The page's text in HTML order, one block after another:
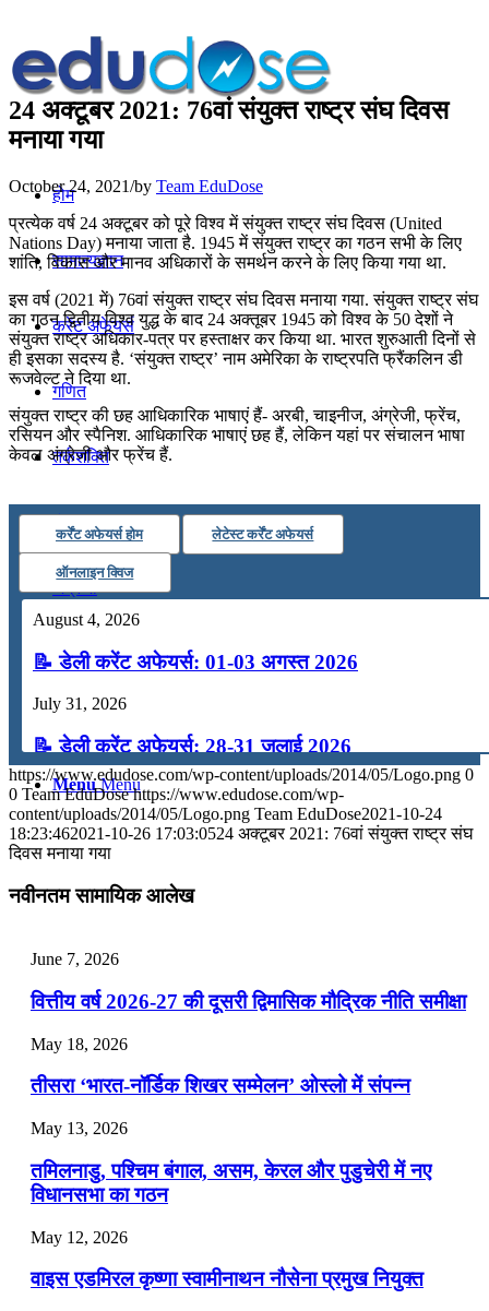
होम
सामान्यज्ञान
करेंट अफेयर्स
गणित
तर्कशक्ति
कंप्यूटर
अंग्रेजी
मॉक टेस्ट
टुडेज जीके
Menu Menu
24 अक्टूबर 2021: 76वां संयुक्त राष्ट्र संघ दिवस
मनाया गया
October 24, 2021/by Team EduDose
प्रत्येक वर्ष 24 अक्टूबर को पूरे विश्व में संयुक्त राष्ट्र संघ दिवस (United
Nations Day) मनाया जाता है. 1945 में संयुक्त राष्ट्र का गठन सभी के लिए
शांति, विकास और मानव अधिकारों के समर्थन करने के लिए किया गया था.
इस वर्ष (2021 में) 76वां संयुक्त राष्ट्र संघ दिवस मनाया गया. संयुक्त राष्ट्र संघ
का गठन द्वितीय विश्व युद्ध के बाद 24 अक्तूबर 1945 को विश्व के 50 देशों ने
संयुक्त राष्ट्र अधिकार-पत्र पर हस्ताक्षर कर किया था. भारत शुरुआती दिनों से
ही इसका सदस्य है. ‘संयुक्त राष्ट्र’ नाम अमेरिका के राष्ट्रपति फ्रैंकलिन डी
रूजवेल्ट ने दिया था.
संयुक्त राष्ट्र की छह आधिकारिक भाषाएं हैं- अरबी, चाइनीज, अंग्रेजी, फ्रेंच,
रसियन और स्पैनिश. आधिकारिक भाषाएं छह हैं, लेकिन यहां पर संचालन भाषा
केवल अंग्रेजी और फ्रेंच हैं.
कर्रेंट अफेयर्स होम लेटेस्ट कर्रेंट अफेयर्स
ऑनलाइन क्विज
August 4, 2026
📝 डेली करेंट अफेयर्स: 01-03 अगस्त 2026
July 31, 2026
📝 डेली करेंट अफेयर्स: 28-31 जुलाई 2026
July 28, 2026
📝 डेली करेंट अफेयर्स: 25-27 जुलाई 2026
July 22, 2026
📝 डेली करेंट अफेयर्स: 19-21 जुलाई 2026
July 19, 2026
📝 डेली करेंट अफेयर्स: 16-18 जुलाई 2026
July 16, 2026
📝 डेली करेंट अफेयर्स: 13-15 जुलाई 2026
https://www.edudose.com/wp-content/uploads/2014/05/Logo.png 0
0 Team EduDose https://www.edudose.com/wp-
content/uploads/2014/05/Logo.png Team EduDose2021-10-24
18:23:462021-10-26 17:03:0524 अक्टूबर 2021: 76वां संयुक्त राष्ट्र संघ
दिवस मनाया गया
नवीनतम सामायिक आलेख
June 7, 2026
वित्तीय वर्ष 2026-27 की दूसरी द्विमासिक मौद्रिक नीति समीक्षा
May 18, 2026
तीसरा ‘भारत-नॉर्डिक शिखर सम्मेलन’ ओस्लो में संपन्न
May 13, 2026
तमिलनाडु, पश्चिम बंगाल, असम, केरल और पुडुचेरी में नए
विधानसभा का गठन
May 12, 2026
वाइस एडमिरल कृष्णा स्वामीनाथन नौसेना प्रमुख नियुक्त